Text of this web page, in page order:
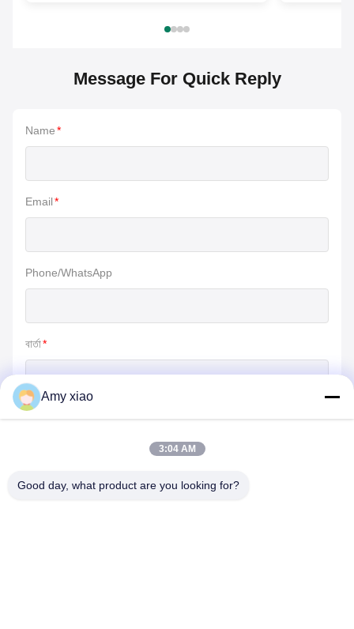
Message For Quick Reply
Name*
Email*
Phone/WhatsApp
বার্তা*
Amy xiao
3:04 AM
Good day, what product are you looking for?